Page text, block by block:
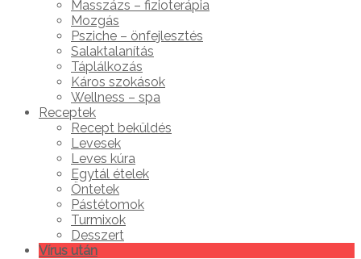
Masszázs – fizioterápia
Mozgás
Psziche – önfejlesztés
Salaktalanítás
Táplálkozás
Káros szokások
Wellness – spa
Receptek
Recept beküldés
Levesek
Leves kúra
Egytál ételek
Öntetek
Pástétomok
Turmixok
Desszert
Vírus után